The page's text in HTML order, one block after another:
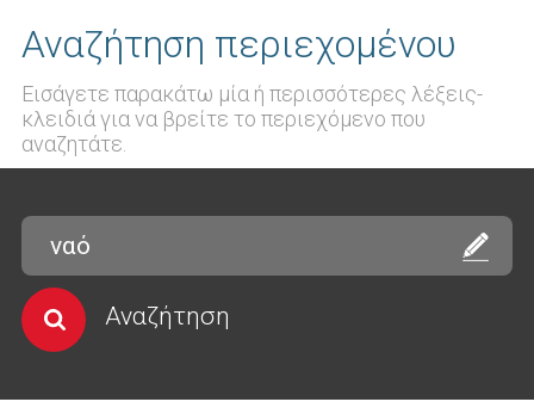
Αναζήτηση περιεχομένου
Εισάγετε παρακάτω μία ή περισσότερες λέξεις-
κλειδιά για να βρείτε το περιεχόμενο που
αναζητάτε.
Αναζήτηση